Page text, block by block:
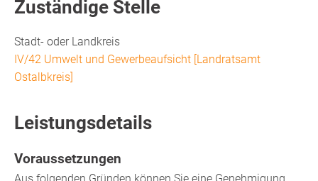
Zuständige Stelle
Stadt- oder Landkreis
IV/42 Umwelt und Gewerbeaufsicht [Landratsamt
Ostalbkreis]
Leistungsdetails
Voraussetzungen